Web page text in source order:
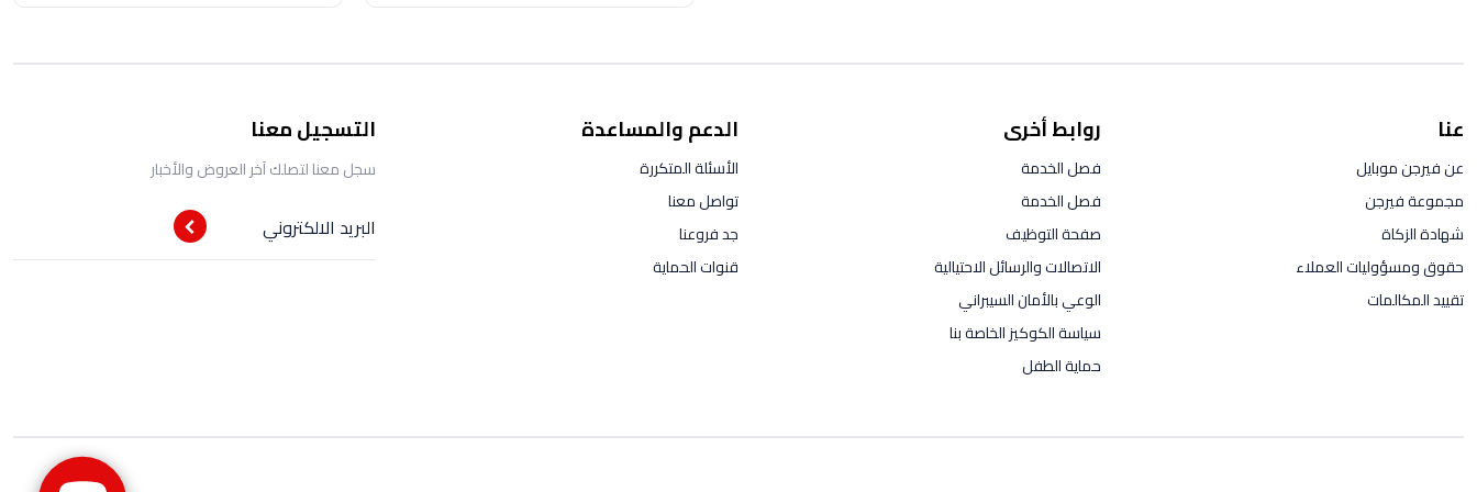
عنا
عن فيرجن موبايل
مجموعة فيرجن
شهادة الزكاة
حقوق ومسؤوليات العملاء
تقييد المكالمات
روابط أخرى
فصل الخدمة
فصل الخدمة
صفحة التوظيف
الاتصالات والرسائل الاحتيالية
الوعي بالأمان السيبراني
سياسة الكوكيز الخاصة بنا
حماية الطفل
الدعم والمساعدة
الأسئلة المتكررة
تواصل معنا
جد فروعنا
قنوات الحماية
التسجيل معنا
سجل معنا لتصلك آخر العروض والأخبار
البريد الالكتروني